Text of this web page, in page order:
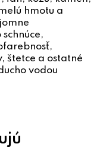
hmotu a
štetce a ostatné
vodou